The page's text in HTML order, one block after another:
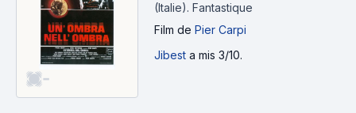
-
(Italie). Fantastique
Film de Pier Carpi
Jibest a mis 3/10.